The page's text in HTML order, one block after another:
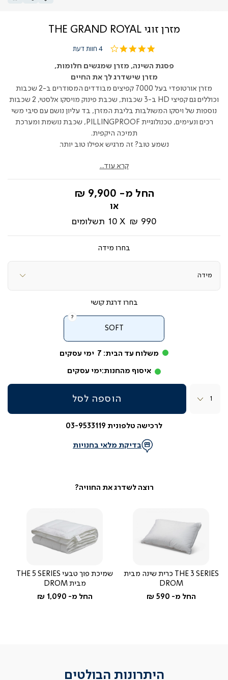
מזרן זוגי THE GRAND ROYAL
4.0
rating
4 חוות דעת
פסגת השינה, מזרן שמגשים חלומות,
מזרן שישדרג לך את החיים
מזרן אורטופדי בעל 7000 קפיצים מבודדים המסודרים ב-2 שכבות
וכוללים גם קפיצי HD ב-3 שכבות, שכבת פינוק מויסקו אלסטי, 2 שכבות
נוספות של ויסקו המשולבות בליבת המזרן, בד עליון נושם עם סיבי משי
רכים ונעימים, טכנולוגיית PILLINGPROOF, שכבת נושמת ומערכת
תמיכה היקפית.
נשמע טוב? זה מרגיש אפילו טוב יותר.
קרא עוד...
החל מ- 9,900 ₪
990 ₪
10 תשלומים
מידה
דרגת קושי
SOFT
משלוח עד הבית: 7 ימי עסקים
איסוף מהחנות:ימי עסקים
הוספה לסל
לרכישה טלפונית 03-9533119
בדיקת מלאי בחנויות
THE 3 SERIES כרית שינה מבית
DROM
החל מ- 590 ₪
שמיכת פוך טבעי THE 5 SERIES
מבית DROM
החל מ- 1,090 ₪
היתרונות הבולטים